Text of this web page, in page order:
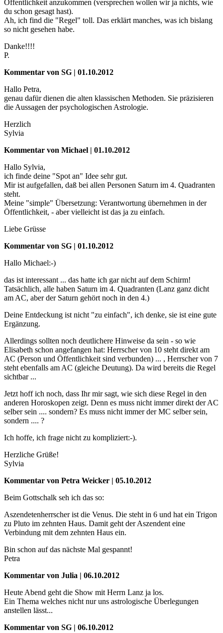
Öffentlichkeit anzukommen (versprechen wollen wir ja nichts, wie
du schon gesagt hast).
Ah, ich find die "Regel" toll. Das erklärt manches, was ich bislang
so nicht gesehen habe.
Danke!!!!
P.
Kommentar von SG | 01.10.2012
Hallo Petra,
genau dafür dienen die alten klassischen Methoden. Sie präzisieren
die Aussagen der psychologischen Astrologie.
Herzlich
Sylvia
Kommentar von Michael | 01.10.2012
Hallo Sylvia,
ich finde deine "Spot an" Idee sehr gut.
Mir ist aufgefallen, daß bei allen Personen Saturn im 4. Quadranten
steht.
Meine "simple" Übersetzung: Verantwortung übernehmen in der
Öffentlichkeit, - aber vielleicht ist das ja zu einfach.
Liebe Grüsse
Kommentar von SG | 01.10.2012
Hallo Michael:-)
das ist interessant ... das hatte ich gar nicht auf dem Schirm!
Tatsächlich, alle haben Saturn im 4. Quadranten (Lanz ganz dicht
am AC, aber der Saturn gehört noch in den 4.)
Deine Entdeckung ist nicht "zu einfach", ich denke, sie ist eine gute
Ergänzung.
Allerdings sollten noch deutlichere Hinweise da sein - so wie
Elisabeth schon angefangen hat: Herrscher von 10 steht direkt am
AC (Person und Öffentlichkeit sind verbunden) ... , Herrscher von 7
steht ebenfalls am AC (gleiche Deutung). Da wird bereits die Regel
sichtbar ...
Jetzt hoff ich noch, dass Ihr mir sagt, wie sich diese Regel in den
anderen Horoskopen zeigt. Denn es muss nicht immer direkt der AC
selber sein .... sondern? Es muss nicht immer der MC selber sein,
sondern .... ?
Ich hoffe, ich frage nicht zu kompliziert:-).
Herzliche Grüße!
Sylvia
Kommentar von Petra Weicker | 05.10.2012
Beim Gottschalk seh ich das so:
Aszendetenherrscher ist die Venus. Die steht in 6 und hat ein Trigon
zu Pluto im zehnten Haus. Damit geht der Aszendent eine
Verbindung mit dem zehnten Haus ein.
Bin schon auf das nächste Mal gespannt!
Petra
Kommentar von Julia | 06.10.2012
Heute Abend geht die Show mit Herrn Lanz ja los.
Ein Thema welches nicht nur uns astrologische Überlegungen
anstellen lässt...
Kommentar von SG | 06.10.2012